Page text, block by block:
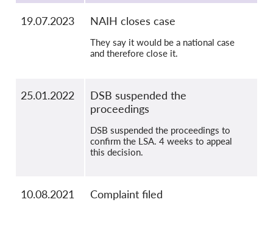
19.07.2023 NAIH closes case
They say it would be a national case
and therefore close it.
25.01.2022
DSB suspended the
proceedings
DSB suspended the proceedings to
confirm the LSA. 4 weeks to appeal
this decision.
10.08.2021 Complaint filed